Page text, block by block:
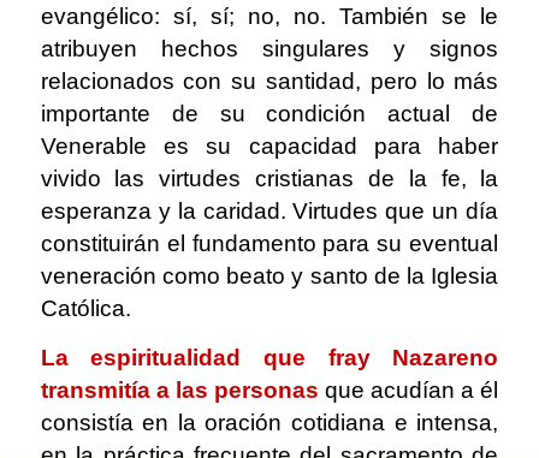
evangélico: sí, sí; no, no. También se le
atribuyen hechos singulares y signos
relacionados con su santidad, pero lo más
importante de su condición actual de
Venerable es su capacidad para haber
vivido las virtudes cristianas de la fe, la
esperanza y la caridad. Virtudes que un día
constituirán el fundamento para su eventual
veneración como beato y santo de la Iglesia
Católica.
La espiritualidad que fray Nazareno
transmitía a las personas que acudían a él
consistía en la oración cotidiana e intensa,